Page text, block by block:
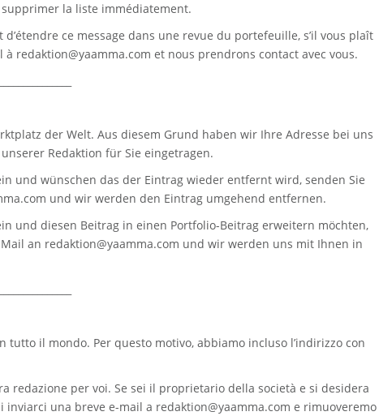
la liste immédiatement.
ce message dans une revue du portefeuille, s’il vous plaît
à redaktion@yaamma.com et nous prendrons contact avec vous.
der Welt. Aus diesem Grund haben wir Ihre Adresse bei uns
Redaktion für Sie eingetragen.
und wünschen das der Eintrag wieder entfernt wird, senden Sie
und wir werden den Eintrag umgehend entfernen.
und diesen Beitrag in einen Portfolio-Beitrag erweitern möchten,
an redaktion@yaamma.com und wir werden uns mit Ihnen in
il mondo. Per questo motivo, abbiamo incluso l’indirizzo con
redazione per voi. Se sei il proprietario della società e si desidera
inviarci una breve e-mail a redaktion@yaamma.com e rimuoveremo